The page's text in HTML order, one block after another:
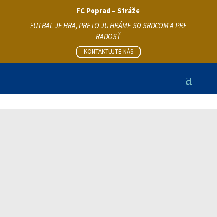
FC Poprad – Stráže
FUTBAL JE HRA, PRETO JU HRÁME SO SRDCOM A PRE
RADOSŤ
KONTAKTUJTE NÁS